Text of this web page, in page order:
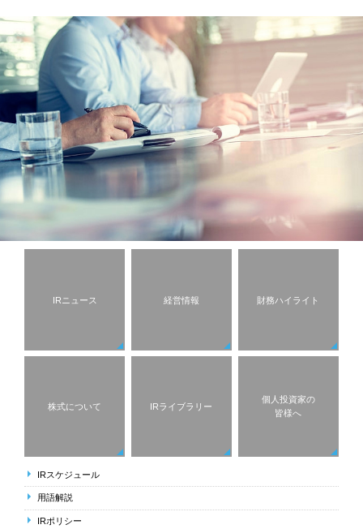
IRニュース 経営情報 財務ハイライト
株式について IRライブラリー
個人投資家の
皆様へ
IRスケジュール
用語解説
IRポリシー